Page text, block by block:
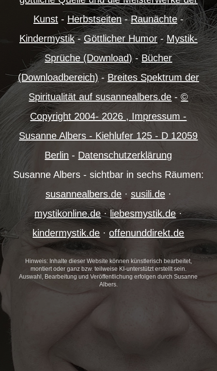
Kunst- Herbstseiten-Raunächte-
Kindermystik-Göttlicher Humor-Mystik-
Sprüche (Download)-Bücher
(Downloadbereich)-Breites Spektrum der
Spiritualität auf susannealbers.de-©
Copyright 2004- 2026 , Impressum -
Susanne Albers - Kiehlufer 125 - D 12059
Berlin - Datenschutzerklärung
Susanne Albers - sichtbar in sechs Räumen:
susannealbers.de· susili.de·
mystikonline.de·liebesmystik.de·
kindermystik.de ·offenunddirekt.de
Hinweis: Inhalte dieser Website können künstlerisch bearbeitet,
montiert oder ganz bzw. teilweise KI-unterstützt erstellt sein.
Auswahl, Bearbeitung und Veröffentlichung erfolgen durch Susanne
Albers.